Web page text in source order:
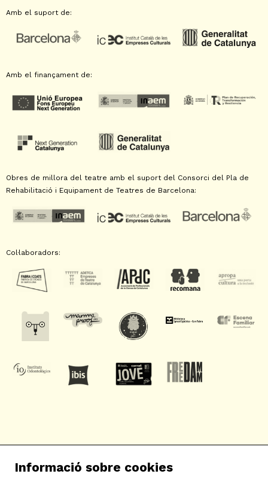
Amb el suport de:
Amb el finançament de:
Obres de millora del teatre amb el suport del Consorci del Pla de
Rehabilitació i Equipament de Teatres de Barcelona:
Col·laboradors:
c/ Neopàtria, 54
Informació sobre cookies